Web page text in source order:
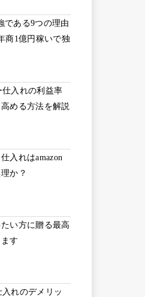
である9つの理由
商1億円稼いで独
仕入れの利益率
める方法を解説
入れはamazon
か？
い方に贈る最高
す
入れのデメリッ